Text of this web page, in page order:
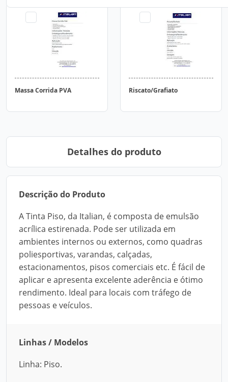
Massa Corrida PVA Riscato/Grafiato
Detalhes do produto
Descrição do Produto
A Tinta Piso, da Italian, é composta de emulsão
acrílica estirenada. Pode ser utilizada em
ambientes internos ou externos, como quadras
poliesportivas, varandas, calçadas,
estacionamentos, pisos comerciais etc. É fácil de
aplicar e apresenta excelente aderência e ótimo
rendimento. Ideal para locais com tráfego de
pessoas e veículos.
Linhas / Modelos
Linha: Piso.